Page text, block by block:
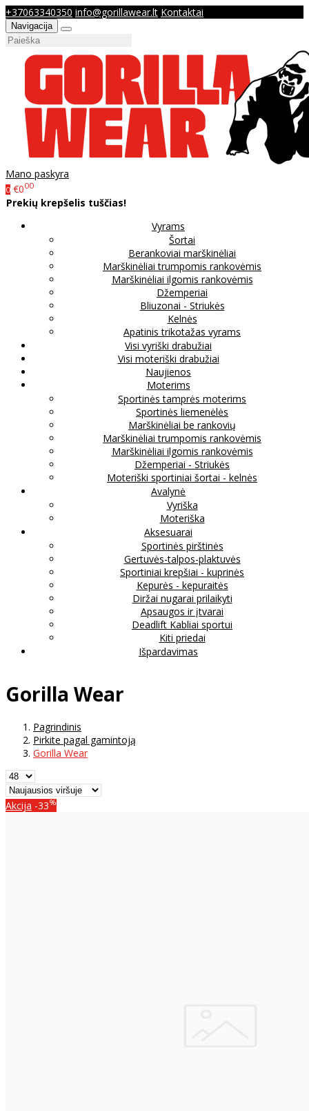
+37063340350 info@gorillawear.lt Kontaktai
Navigacija
Mano paskyra
0 €000
Prekių krepšelis tuščias!
Vyrams
Šortai
Berankoviai marškinėliai
Marškinėliai trumpomis rankovėmis
Marškinėliai ilgomis rankovėmis
Džemperiai
Bliuzonai - Striukės
Kelnės
Apatinis trikotažas vyrams
Visi vyriški drabužiai
Visi moteriški drabužiai
Naujienos
Moterims
Sportinės tamprės moterims
Sportinės liemenėlės
Marškinėliai be rankovių
Marškinėliai trumpomis rankovėmis
Marškinėliai ilgomis rankovėmis
Džemperiai - Striukės
Moteriški sportiniai šortai - kelnės
Avalynė
Vyriška
Moteriška
Aksesuarai
Sportinės pirštinės
Gertuvės-talpos-plaktuvės
Sportiniai krepšiai - kuprinės
Kepurės - kepuraitės
Diržai nugarai prilaikyti
Apsaugos ir įtvarai
Deadlift Kabliai sportui
Kiti priedai
Išpardavimas
Gorilla Wear
Pagrindinis
Pirkite pagal gamintoją
Gorilla Wear
Akcija -33%